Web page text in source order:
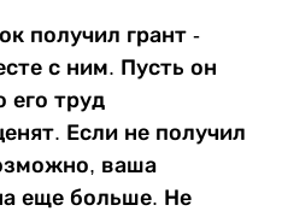
получил грант -
с ним. Пусть он
его труд
Если не получил
ваша
еще больше. Не